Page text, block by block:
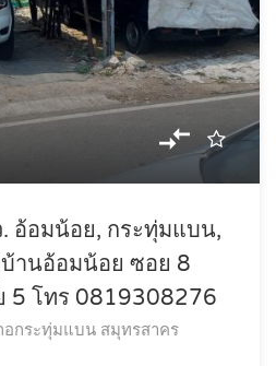
อ้อมน้อย, กระทุ่มแบน,
านอ้อมน้อย ซอย 8
5 โทร 0819308276
อกระทุ่มแบน สมุทรสาคร